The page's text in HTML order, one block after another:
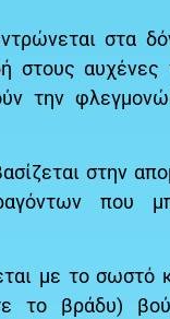
στα
στους αυχένες
την
στην
που
με το σωστό
το βράδυ)